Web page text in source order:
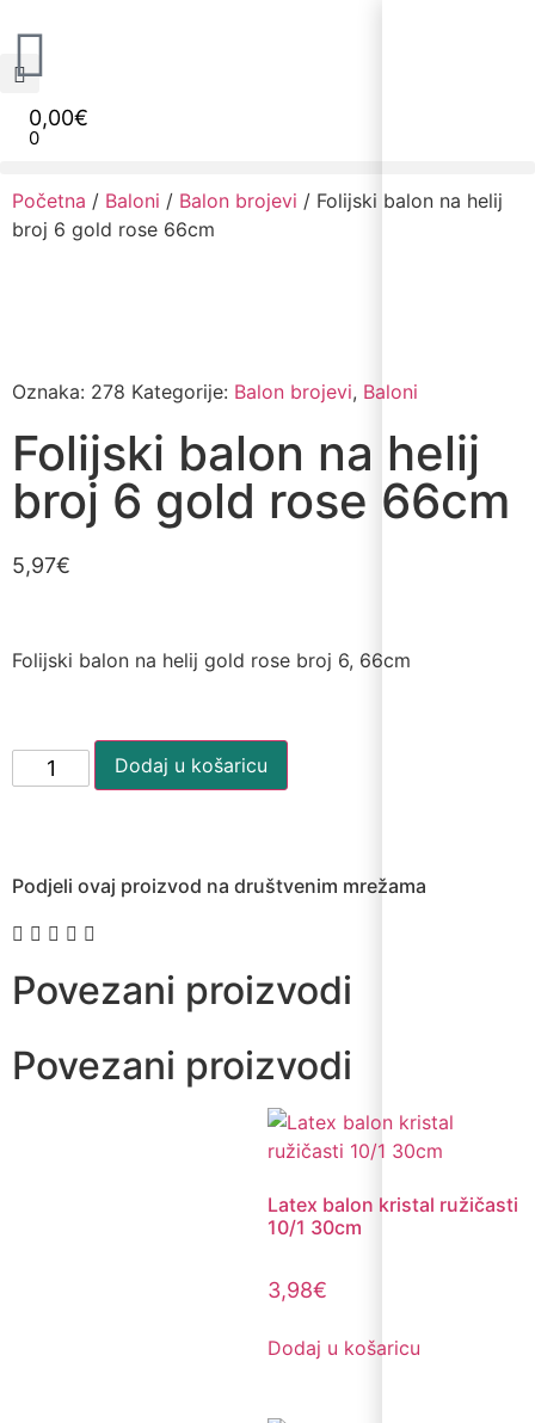
0,00€
0
Početna / Baloni / Balon brojevi / Folijski balon na helij
broj 6 gold rose 66cm
Oznaka: 278 Kategorije: Balon brojevi, Baloni
Folijski balon na helij
broj 6 gold rose 66cm
5,97€
Folijski balon na helij gold rose broj 6, 66cm
Dodaj u košaricu
Podjeli ovaj proizvod na društvenim mrežama
Povezani proizvodi
Povezani proizvodi
Latex balon kristal ružičasti
10/1 30cm
3,98€
Dodaj u košaricu